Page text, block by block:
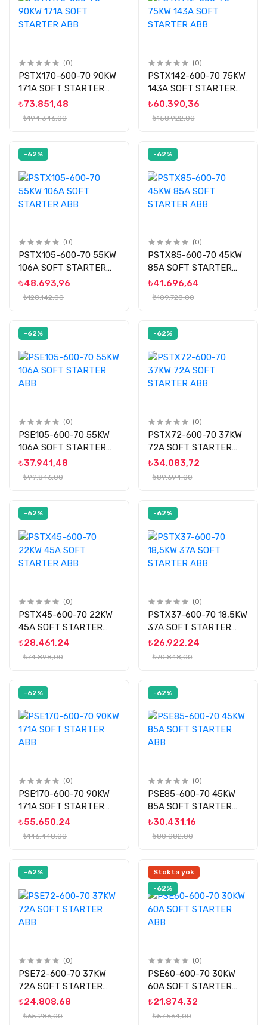
(0)
PSTX170-600-70 90KW
171A SOFT STARTER
ABB
₺73.851,48
₺194.346,00
(0)
PSTX142-600-70 75KW
143A SOFT STARTER
ABB
₺60.390,36
₺158.922,00
-62%
(0)
PSTX105-600-70 55KW
106A SOFT STARTER
ABB
₺48.693,96
₺128.142,00
-62%
(0)
PSTX85-600-70 45KW
85A SOFT STARTER
ABB
₺41.696,64
₺109.728,00
-62%
(0)
PSE105-600-70 55KW
106A SOFT STARTER
ABB
₺37.941,48
₺99.846,00
-62%
(0)
PSTX72-600-70 37KW
72A SOFT STARTER
ABB
₺34.083,72
₺89.694,00
-62%
(0)
PSTX45-600-70 22KW
45A SOFT STARTER
ABB
₺28.461,24
₺74.898,00
-62%
(0)
PSTX37-600-70 18,5KW
37A SOFT STARTER
ABB
₺26.922,24
₺70.848,00
-62%
(0)
PSE170-600-70 90KW
171A SOFT STARTER
ABB
₺55.650,24
₺146.448,00
-62%
(0)
PSE85-600-70 45KW
85A SOFT STARTER
ABB
₺30.431,16
₺80.082,00
-62%
(0)
PSE72-600-70 37KW
72A SOFT STARTER
ABB
₺24.808,68
₺65.286,00
Stokta yok
-62%
(0)
PSE60-600-70 30KW
60A SOFT STARTER
ABB
₺21.874,32
₺57.564,00